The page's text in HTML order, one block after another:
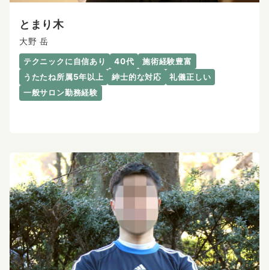
とまり木
大野 岳
テクニックに自信あり 40代
施術経験豊富
うたたね所属5年以上
紳士的な対応
礼儀正しい
一般サロン勤務経験